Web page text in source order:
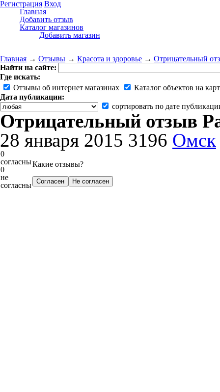
Регистрация Вход
Главная
Добавить отзыв
Каталог магазинов
Добавить магазин
Главная → Отзывы → Красота и здоровье → Отрицательный
Найти на сайте:
Где искать:
Отзывы об интернет магазинах
Каталог объектов на
Дата публикации:
сортировать по дате
Отрицательный отзыв
28 января 2015 3196 Омск
0
согласны
0
не
согласны
Какие отзывы?